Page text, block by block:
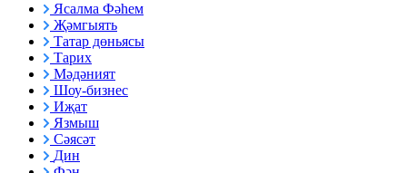
Ясалма Фәһем
Җәмгыять
Татар дөньясы
Тарих
Мәдәният
Шоу-бизнес
Иҗат
Язмыш
Сәясәт
Дин